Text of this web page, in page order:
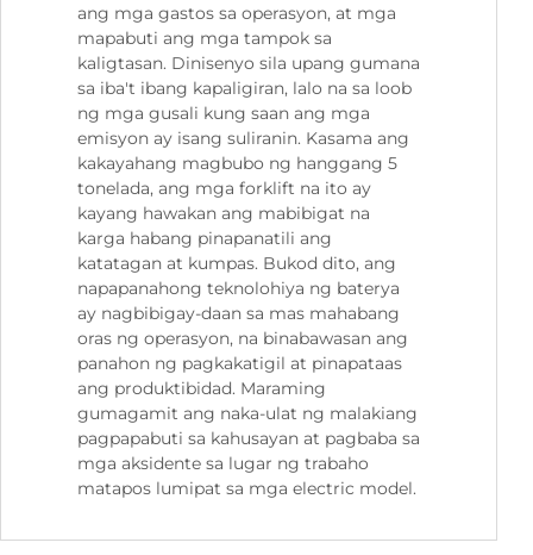
ang mga gastos sa operasyon, at mga
mapabuti ang mga tampok sa
kaligtasan. Dinisenyo sila upang gumana
sa iba't ibang kapaligiran, lalo na sa loob
ng mga gusali kung saan ang mga
emisyon ay isang suliranin. Kasama ang
kakayahang magbubo ng hanggang 5
tonelada, ang mga forklift na ito ay
kayang hawakan ang mabibigat na
karga habang pinapanatili ang
katatagan at kumpas. Bukod dito, ang
napapanahong teknolohiya ng baterya
ay nagbibigay-daan sa mas mahabang
oras ng operasyon, na binabawasan ang
panahon ng pagkakatigil at pinapataas
ang produktibidad. Maraming
gumagamit ang naka-ulat ng malakiang
pagpapabuti sa kahusayan at pagbaba sa
mga aksidente sa lugar ng trabaho
matapos lumipat sa mga electric model.